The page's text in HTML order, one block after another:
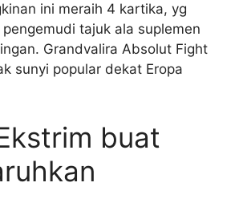
ini meraih 4 kartika, yg
tajuk ala suplemen
Grandvalira Absolut Fight
sunyi popular dekat Eropa
buat